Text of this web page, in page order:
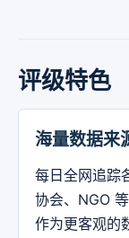
评级特色
海量数据来
每日全网追踪
协会、NGO
作为更客观的